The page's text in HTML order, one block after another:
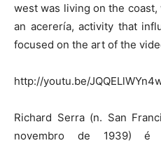
west was living on the
an acerería, activity that
focused on the art of the
http://youtu.be/
Richard Serra (n. San
novembro de 1939) é